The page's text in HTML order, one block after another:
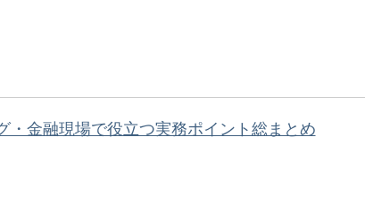
金融現場で役立つ実務ポイント総まとめ